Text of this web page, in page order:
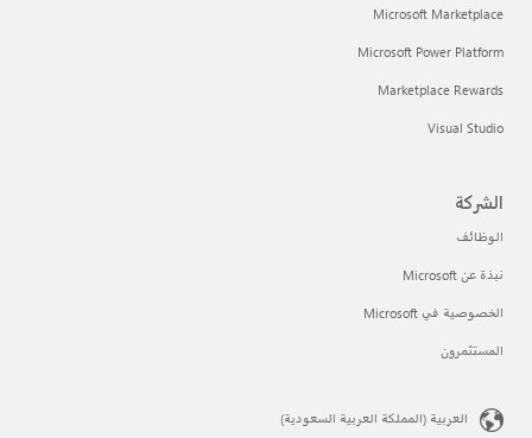
Microsoft Marketplace
Microsoft Power Platform
Marketplace Rewards
Visual Studio
الشركة
الوظائف
نبذة عن Microsoft
الخصوصية في Microsoft
المستثمرون
العربية (المملكة العربية السعودية)